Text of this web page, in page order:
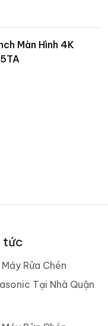
Màn Hình 4K
tức
Rửa Chén
Tại Nhà Quận